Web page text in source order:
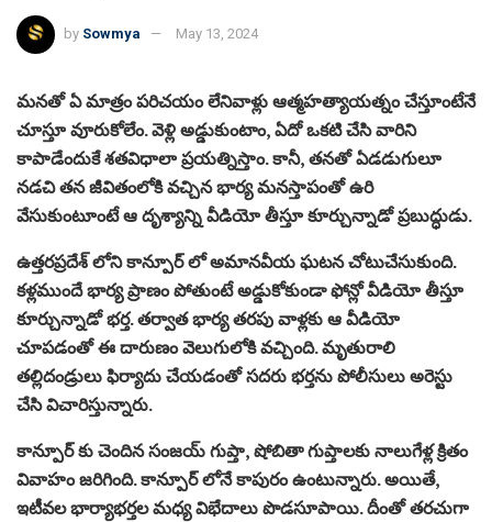
by Sowmya May 13, 2024
మనతో ఏ మాత్రం పరిచయం లేనివాళ్లు ఆత్మహత్యాయత్నం చేస్తూంటేనే
చూస్తూ వూరుకోలేం. వెళ్లి అడ్డుకుంటాం, ఏదో ఒకటి చేసి వారిని
కాపాడేందుకే శతవిధాలా ప్రయత్నిస్తాం. కానీ, తనతో ఏడడుగులూ
నడచి తన జీవితంలోకి వచ్చిన భార్య మనస్తాపంతో ఉరి
వేసుకుంటూంటే ఆ దృశ్యాన్ని వీడియో తీస్తూ కూర్చున్నాడో ప్రబుద్ధుడు.
ఉత్తరప్రదేశ్ లోని కాన్పూర్ లో అమానవీయ ఘటన చోటుచేసుకుంది.
కళ్లముందే భార్య ప్రాణం పోతుంటే అడ్డుకోకుండా ఫోన్లో వీడియో తీస్తూ
కూర్చున్నాడో భర్త. తర్వాత భార్య తరపు వాళ్లకు ఆ వీడియో
చూపడంతో ఈ దారుణం వెలుగులోకి వచ్చింది. మృతురాలి
తల్లిదండ్రులు ఫిర్యాదు చేయడంతో సదరు భర్తను పోలీసులు అరెస్టు
చేసి విచారిస్తున్నారు.
కాన్పూర్ కు చెందిన సంజయ్ గుప్తా, షోబితా గుప్తాలకు నాలుగేళ్ల క్రితం
వివాహం జరిగింది. కాన్పూర్ లోనే కాపురం ఉంటున్నారు. అయితే,
ఇటీవల భార్యాభర్తల మధ్య విభేదాలు పొడసూపాయి. దీంతో తరచుగా